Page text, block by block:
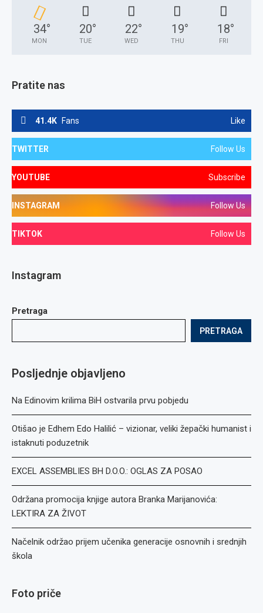
34°
MON
20°
TUE
22°
WED
19°
THU
18°
FRI
Pratite nas
41.4K Fans Like
TWITTER Follow Us
YOUTUBE Subscribe
INSTAGRAM Follow Us
TIKTOK Follow Us
Instagram
Pretraga
PRETRAGA
Posljednje objavljeno
Na Edinovim krilima BiH ostvarila prvu pobjedu
Otišao je Edhem Edo Halilić – vizionar, veliki žepački humanist i
istaknuti poduzetnik
EXCEL ASSEMBLIES BH D.O.O.: OGLAS ZA POSAO
Održana promocija knjige autora Branka Marijanovića:
LEKTIRA ZA ŽIVOT
Načelnik održao prijem učenika generacije osnovnih i srednjih
škola
Foto priče